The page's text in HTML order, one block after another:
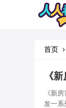
首页
《
《新
发一系